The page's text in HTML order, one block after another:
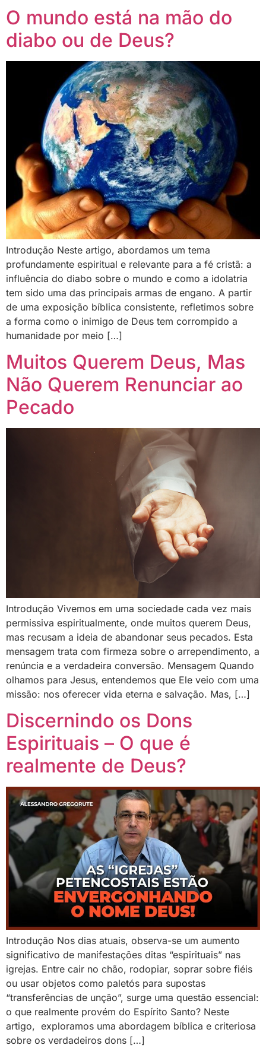
O mundo está na mão do
diabo ou de Deus?
Introdução Neste artigo, abordamos um tema
profundamente espiritual e relevante para a fé cristã: a
influência do diabo sobre o mundo e como a idolatria
tem sido uma das principais armas de engano. A partir
de uma exposição bíblica consistente, refletimos sobre
a forma como o inimigo de Deus tem corrompido a
humanidade por meio […]
Muitos Querem Deus, Mas
Não Querem Renunciar ao
Pecado
Introdução Vivemos em uma sociedade cada vez mais
permissiva espiritualmente, onde muitos querem Deus,
mas recusam a ideia de abandonar seus pecados. Esta
mensagem trata com firmeza sobre o arrependimento, a
renúncia e a verdadeira conversão. Mensagem Quando
olhamos para Jesus, entendemos que Ele veio com uma
missão: nos oferecer vida eterna e salvação. Mas, […]
Discernindo os Dons
Espirituais – O que é
realmente de Deus?
Introdução Nos dias atuais, observa-se um aumento
significativo de manifestações ditas “espirituais” nas
igrejas. Entre cair no chão, rodopiar, soprar sobre fiéis
ou usar objetos como paletós para supostas
“transferências de unção”, surge uma questão essencial:
o que realmente provém do Espírito Santo? Neste
artigo, exploramos uma abordagem bíblica e criteriosa
sobre os verdadeiros dons […]